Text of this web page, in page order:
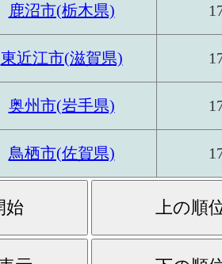
鹿沼市(栃木県)
東近江市(滋賀県)
奥州市(岩手県)
鳥栖市(佐賀県)